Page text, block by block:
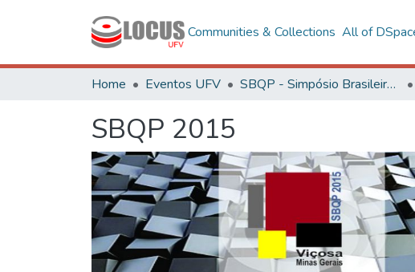
Communities & Collections All of
Home Eventos UFV SBQP - Simpósio Brasileiro de Qualidade do Projeto no Ambiente Construído
SBQP 2015